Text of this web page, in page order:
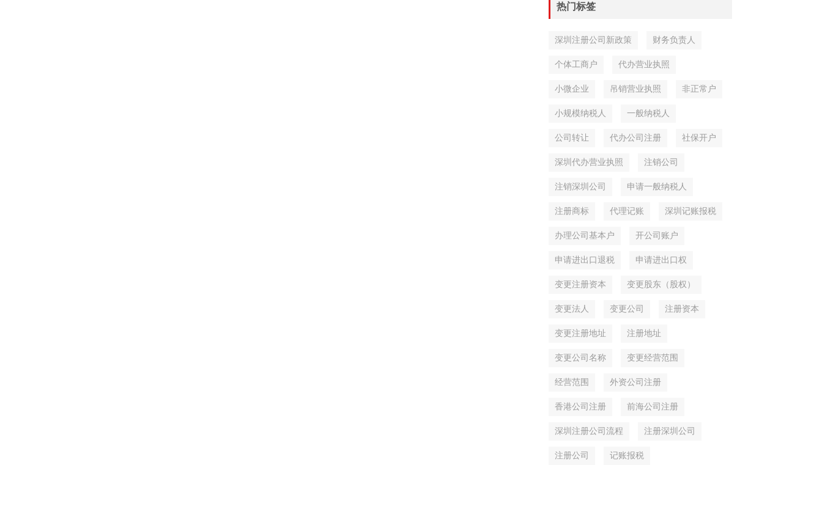
热门标签
深圳注册公司新政策 财务负责人
个体工商户 代办营业执照
小微企业 吊销营业执照 非正常户
小规模纳税人 一般纳税人
公司转让 代办公司注册 社保开户
深圳代办营业执照 注销公司
注销深圳公司 申请一般纳税人
注册商标 代理记账 深圳记账报税
办理公司基本户 开公司账户
申请进出口退税 申请进出口权
变更注册资本 变更股东（股权）
变更法人 变更公司 注册资本
变更注册地址 注册地址
变更公司名称 变更经营范围
经营范围 外资公司注册
香港公司注册 前海公司注册
深圳注册公司流程 注册深圳公司
注册公司 记账报税